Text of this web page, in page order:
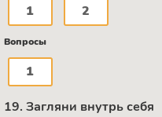
1 2
Вопросы
1
19. Загляни внутрь себя